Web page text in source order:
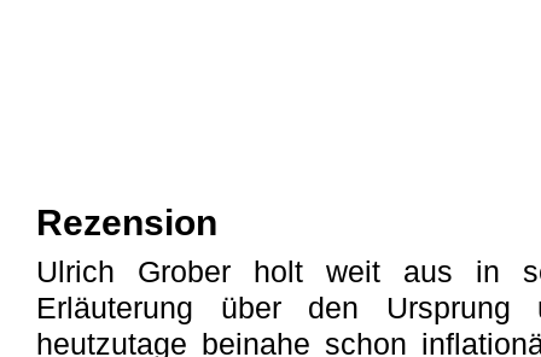
Rezension
Ulrich Grober holt weit aus in
Erläuterung über den
heutzutage beinahe schon